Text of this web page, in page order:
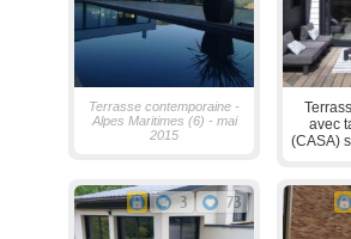
Terrasse contemporaine -
Alpes Maritimes (6) - mai
2015
avec
(CASA)
3 73